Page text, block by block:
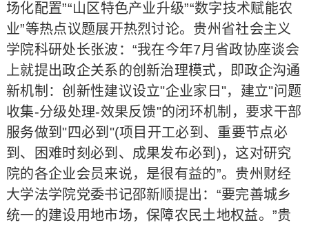
场化配置”“山区特色产业升级”“数字技术赋能农
业”等热点议题展开热烈讨论。贵州省社会主义
学院科研处长张波：“我在今年7月省政协座谈会
上就提出政企关系的创新治理模式，即政企沟通
新机制：创新性建议设立"企业家日"，建立"问题
收集-分级处理-效果反馈"的闭环机制，要求干部
服务做到"四必到"(项目开工必到、重要节点必
到、困难时刻必到、成果发布必到)，这对研究
院的各企业会员来说，是很有益的”。贵州财经
大学法学院党委书记邵新顺提出：“要完善城乡
统一的建设用地市场，保障农民土地权益。”贵